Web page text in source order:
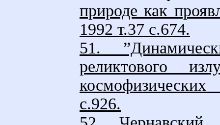
природе как
1992 т.37 с.674.
51.
реликтового
с.926.